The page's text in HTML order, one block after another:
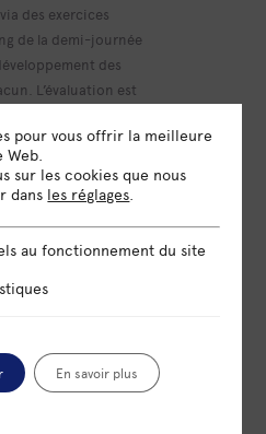
des exercices
de la demi-journée
des
L’évaluation est
des réalisations des
pour vous offrir la meilleure
Web.
sur les cookies que nous
dans les réglages.
du site
au fonctionnement du site
En savoir plus